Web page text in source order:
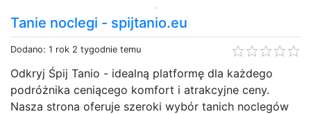
Tanie noclegi - spijtanio.eu
Dodano: 1 rok 2 tygodnie temu
Odkryj Śpij Tanio - idealną platformę dla każdego
podróżnika ceniącego komfort i atrakcyjne ceny.
Nasza strona oferuje szeroki wybór tanich noclegów